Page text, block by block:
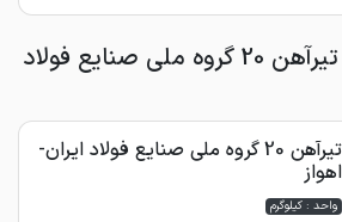
لیست فروشندگان تیرآهن 20 گروه ملی صنایع فولاد
تیرآهن 20 گروه ملی صنایع فولاد ایران-
اهواز
واحد : کیلوگرم